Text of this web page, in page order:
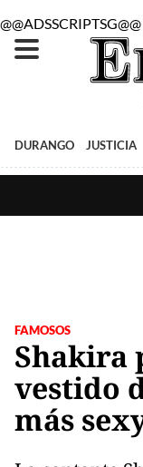
@@ADSSCRIPTSG@@
DURANGO JUSTICIA
FAMOSOS
Shakira
vestido
más